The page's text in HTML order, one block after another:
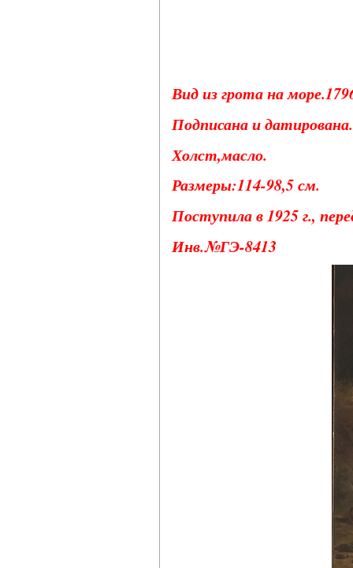
Вид из грота на
Подписана и датирована.
Холст,масло.
Размеры:114-98,5 см.
Поступила в 1925 г.,
Инв.№ГЭ-8413